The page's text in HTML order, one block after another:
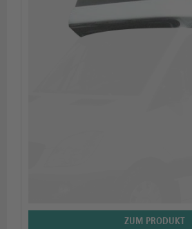
ZUM PRODUKT